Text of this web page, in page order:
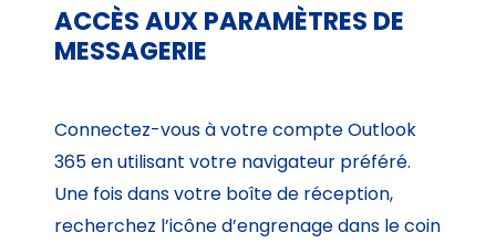
ACCÈS AUX PARAMÈTRES DE
MESSAGERIE
Connectez-vous à votre compte Outlook
365 en utilisant votre navigateur préféré.
Une fois dans votre boîte de réception,
recherchez l’icône d’engrenage dans le coin